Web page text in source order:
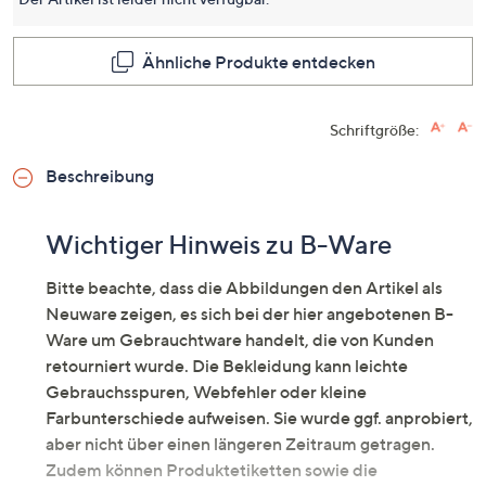
Link
Seite.
Ähnliche Produkte entdecken
Schriftgröße:
Beschreibung
Wichtiger Hinweis zu B-Ware
Bitte beachte, dass die Abbildungen den Artikel als
Neuware zeigen, es sich bei der hier angebotenen B-
Ware um Gebrauchtware handelt, die von Kunden
retourniert wurde. Die Bekleidung kann leichte
Gebrauchsspuren, Webfehler oder kleine
Farbunterschiede aufweisen. Sie wurde ggf. anprobiert,
aber nicht über einen längeren Zeitraum getragen.
Zudem können Produktetiketten sowie die